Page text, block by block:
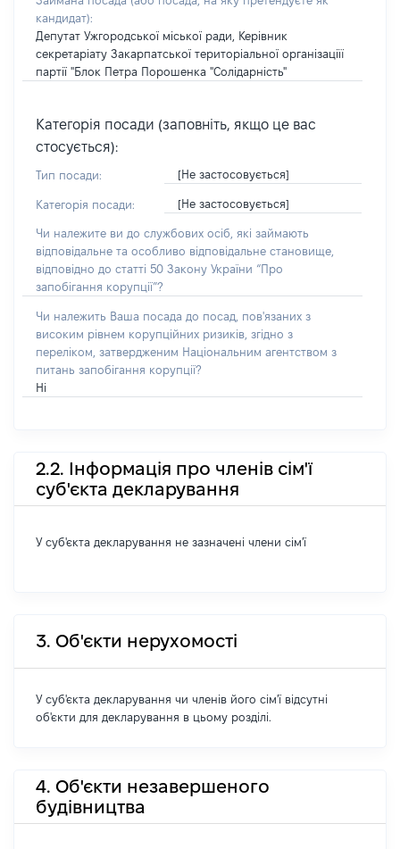
кандидат):
Депутат Ужгородської міської ради, Керівник
секретаріату Закарпатської територіальної організаціїї
партії "Блок Петра Порошенка "Солідарність"
Категорія посади (заповніть, якщо це вас
стосується):
Тип посади: [Не застосовується]
Категорія посади: [Не застосовується]
Чи належите ви до службових осіб, які займають
відповідальне та особливо відповідальне становище,
відповідно до статті 50 Закону України “Про
запобігання корупції”?
Чи належить Ваша посада до посад, пов'язаних з
високим рівнем корупційних ризиків, згідно з
переліком, затвердженим Національним агентством з
питань запобігання корупції?
Ні
2.2. Інформація про членів сім'ї
суб'єкта декларування
У суб'єкта декларування не зазначені члени сім'ї
3. Об'єкти нерухомості
У суб'єкта декларування чи членів його сім'ї відсутні
об'єкти для декларування в цьому розділі.
4. Об'єкти незавершеного
будівництва